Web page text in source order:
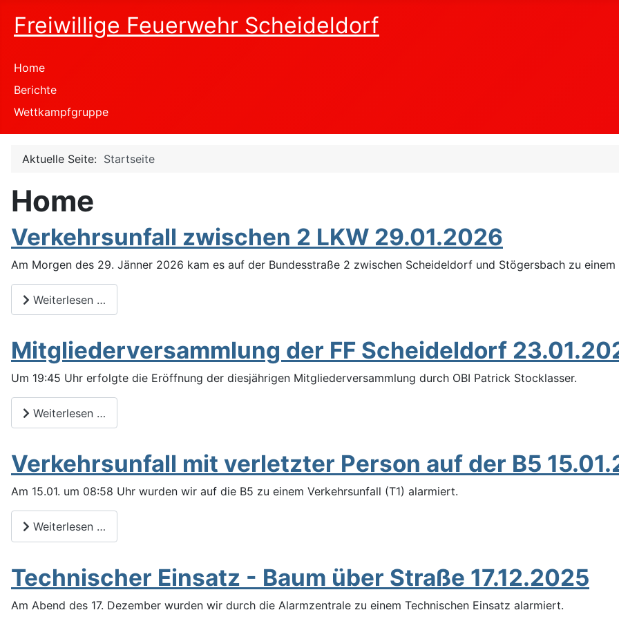
Freiwillige Feuerwehr Scheideldorf
Home
Berichte
Wettkampfgruppe
Aktuelle Seite: Startseite
Home
Verkehrsunfall zwischen 2 LKW 29.01.2026
Am Morgen des 29. Jänner 2026 kam es auf der Bundesstraße 2 zwischen Scheideldorf und Stögersbach zu
Weiterlesen …
Mitgliederversammlung der FF Scheideldorf
Um 19:45 Uhr erfolgte die Eröffnung der diesjährigen Mitgliederversammlung durch OBI Patrick Stocklasser.
Weiterlesen …
Verkehrsunfall mit verletzter Person auf der B5
Am 15.01. um 08:58 Uhr wurden wir auf die B5 zu einem Verkehrsunfall (T1) alarmiert.
Weiterlesen …
Technischer Einsatz - Baum über Straße 17.12.2025
Am Abend des 17. Dezember wurden wir durch die Alarmzentrale zu einem Technischen Einsatz alarmiert.